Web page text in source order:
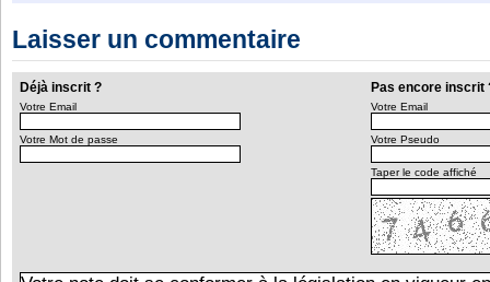
Laisser un commentaire
Déjà inscrit ? Pas encore inscrit
Votre Email
Votre Mot de passe
Votre Email
Votre Pseudo
Taper le code affiché